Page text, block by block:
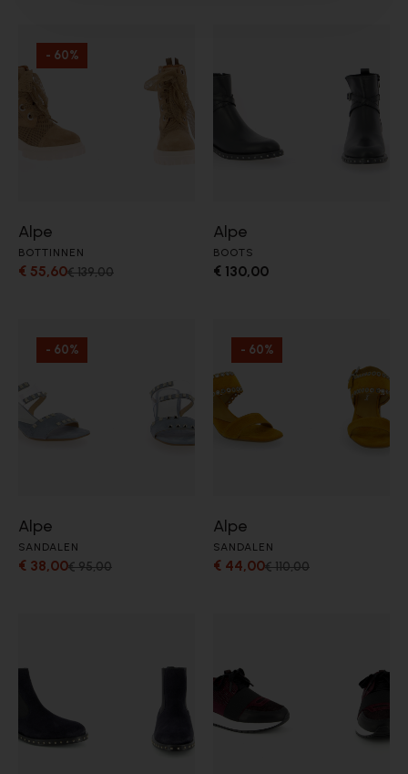
- 60%
Alpe
BOTTINNEN
€ 55,60€ 139,00
Alpe
BOOTS
€ 130,00
- 60%
Alpe
SANDALEN
€ 38,00€ 95,00
- 60%
Alpe
SANDALEN
€ 44,00€ 110,00